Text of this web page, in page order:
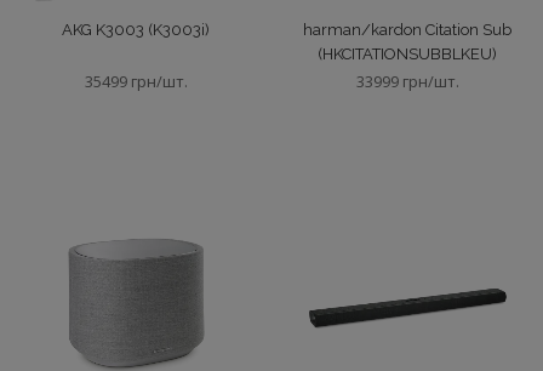
AKG K3003 (K3003i)
35499 грн/шт.
harman/kardon Citation Sub
(HKCITATIONSUBBLKEU)
33999 грн/шт.